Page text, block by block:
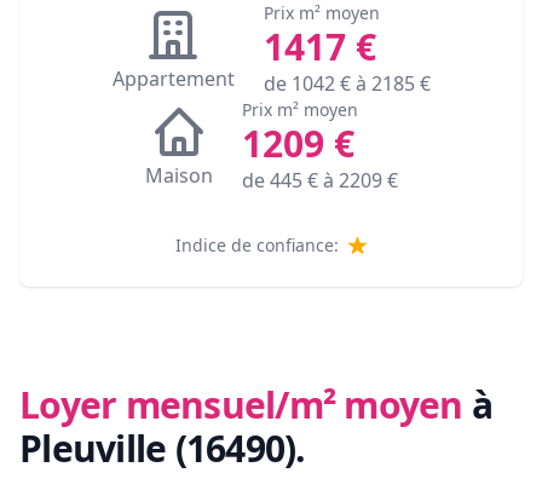
Appartement
Prix m² moyen
1417€
de 1042€ à 2185€
Maison
Prix m² moyen
1209 €
de445€ à 2209€
Indice de confiance:
Loyer mensuel/m² moyen à
Pleuville (16490).